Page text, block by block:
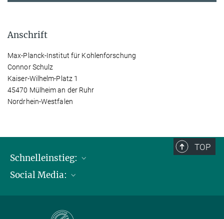
Anschrift
Max-Planck-Institut für Kohlenforschung
Connor Schulz
Kaiser-Wilhelm-Platz 1
45470 Mülheim an der Ruhr
Nordrhein-Westfalen
TOP
Schnelleinstieg:
Publikationen
Kontakt und Anfahrtsbeschreibung
Social Media: